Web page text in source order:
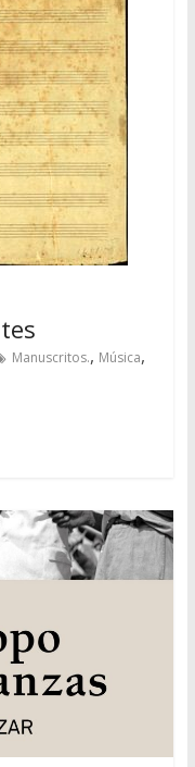
Manuscritos., Música,